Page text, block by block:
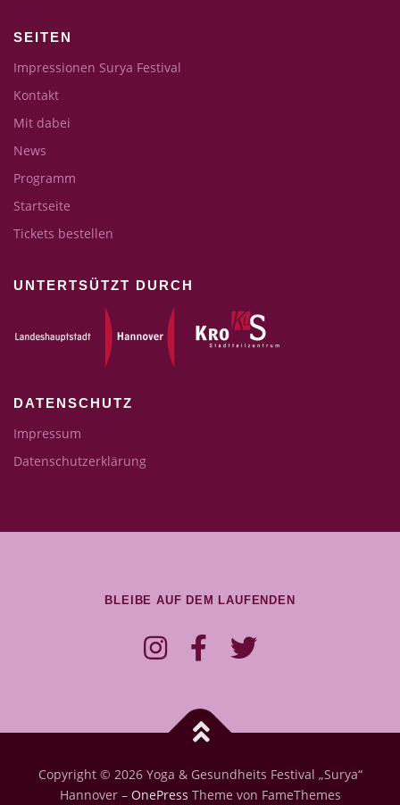
SEITEN
Impressionen Surya Festival
Kontakt
Mit dabei
News
Programm
Startseite
Tickets bestellen
UNTERTSÜTZT DURCH
DATENSCHUTZ
Impressum
Datenschutzerklärung
BLEIBE AUF DEM LAUFENDEN
Copyright © 2026 Yoga & Gesundheits Festival „Surya“
Hannover – OnePress Theme von FameThemes